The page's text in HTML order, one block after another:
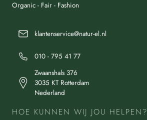
Organic - Fair - Fashion
klantenservice@natur-el.nl
010 - 795 41 77
Zwaanshals 376
3035 KT Rotterdam
Nederland
HOE KUNNEN WIJ JOU HELPEN?